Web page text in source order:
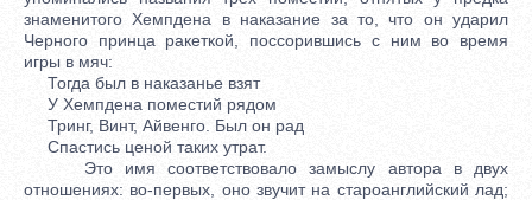
знаменитого Хемпдена в наказание за то, что он ударил
Черного принца ракеткой, поссорившись с ним во время
игры в мяч:
Тогда был в наказанье взят
У Хемпдена поместий рядом
Тринг, Винт, Айвенго. Был он рад
Спастись ценой таких утрат.
Это имя соответствовало замыслу автора в двух
отношениях: во-первых, оно звучит на староанглийский лад;